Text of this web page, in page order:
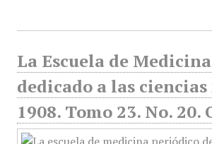
La Escuela de
dedicado a las ciencias
1908. Tomo 23. No. 20.